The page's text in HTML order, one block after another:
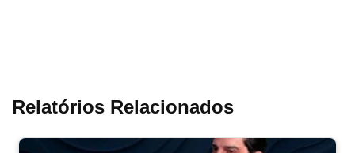
Relatórios Relacionados